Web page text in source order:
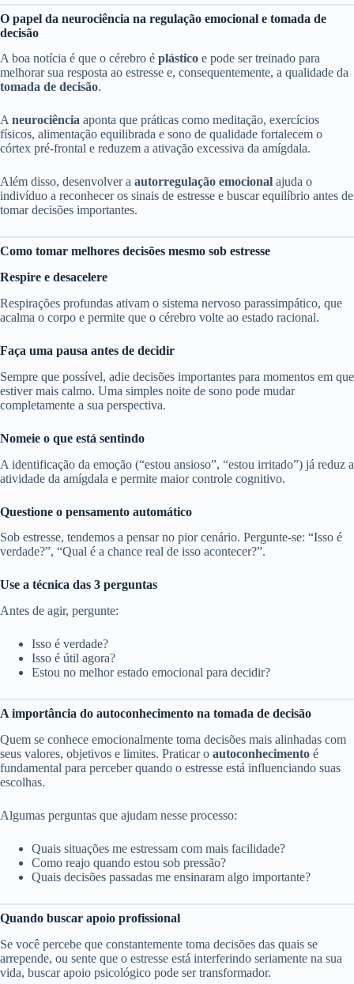
O papel da neurociência na regulação emocional e tomada de
decisão
A boa notícia é que o cérebro é plástico e pode ser treinado para
melhorar sua resposta ao estresse e, consequentemente, a qualidade da
tomada de decisão.
A neurociência aponta que práticas como meditação, exercícios
físicos, alimentação equilibrada e sono de qualidade fortalecem o
córtex pré-frontal e reduzem a ativação excessiva da amígdala.
Além disso, desenvolver a autorregulação emocional ajuda o
indivíduo a reconhecer os sinais de estresse e buscar equilíbrio antes de
tomar decisões importantes.
Como tomar melhores decisões mesmo sob estresse
Respire e desacelere
Respirações profundas ativam o sistema nervoso parassimpático, que
acalma o corpo e permite que o cérebro volte ao estado racional.
Faça uma pausa antes de decidir
Sempre que possível, adie decisões importantes para momentos em que
estiver mais calmo. Uma simples noite de sono pode mudar
completamente a sua perspectiva.
Nomeie o que está sentindo
A identificação da emoção (“estou ansioso”, “estou irritado”) já reduz a
atividade da amígdala e permite maior controle cognitivo.
Questione o pensamento automático
Sob estresse, tendemos a pensar no pior cenário. Pergunte-se: “Isso é
verdade?”, “Qual é a chance real de isso acontecer?”.
Use a técnica das 3 perguntas
Antes de agir, pergunte:
Isso é verdade?
Isso é útil agora?
Estou no melhor estado emocional para decidir?
A importância do autoconhecimento na tomada de decisão
Quem se conhece emocionalmente toma decisões mais alinhadas com
seus valores, objetivos e limites. Praticar o autoconhecimento é
fundamental para perceber quando o estresse está influenciando suas
escolhas.
Algumas perguntas que ajudam nesse processo:
Quais situações me estressam com mais facilidade?
Como reajo quando estou sob pressão?
Quais decisões passadas me ensinaram algo importante?
Quando buscar apoio profissional
Se você percebe que constantemente toma decisões das quais se
arrepende, ou sente que o estresse está interferindo seriamente na sua
vida, buscar apoio psicológico pode ser transformador.